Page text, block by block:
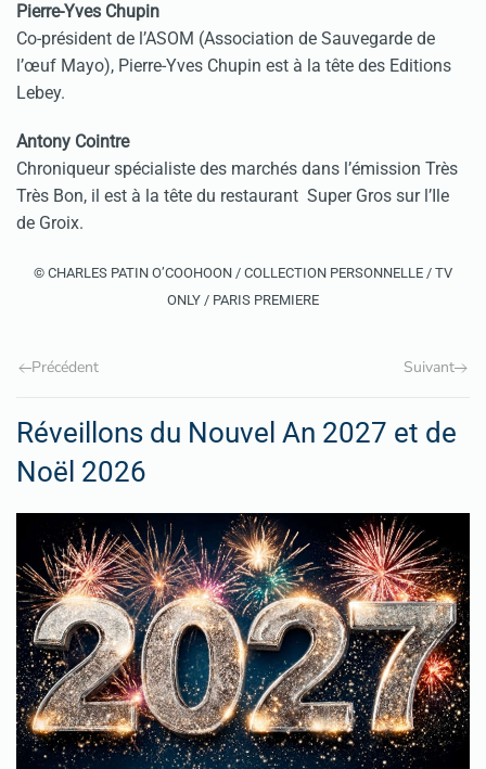
Pierre-Yves Chupin
Co-président de l’ASOM (Association de Sauvegarde de
l’œuf Mayo), Pierre-Yves Chupin est à la tête des Editions
Lebey.
Antony Cointre
Chroniqueur spécialiste des marchés dans l’émission Très
Très Bon, il est à la tête du restaurant Super Gros sur l’Ile
de Groix.
© CHARLES PATIN O’COOHOON / COLLECTION PERSONNELLE / TV
ONLY / PARIS PREMIERE
Précédent Suivant
Réveillons du Nouvel An 2027 et de
Noël 2026